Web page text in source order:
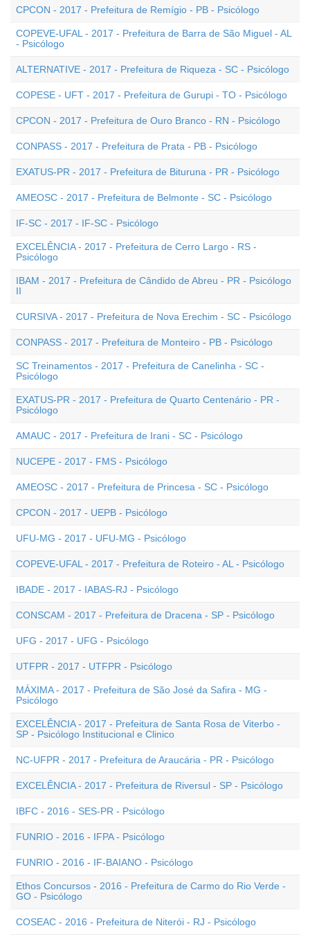
CPCON - 2017 - Prefeitura de Remígio - PB - Psicólogo
COPEVE-UFAL - 2017 - Prefeitura de Barra de São Miguel - AL
- Psicólogo
ALTERNATIVE - 2017 - Prefeitura de Riqueza - SC - Psicólogo
COPESE - UFT - 2017 - Prefeitura de Gurupi - TO - Psicólogo
CPCON - 2017 - Prefeitura de Ouro Branco - RN - Psicólogo
CONPASS - 2017 - Prefeitura de Prata - PB - Psicólogo
EXATUS-PR - 2017 - Prefeitura de Bituruna - PR - Psicólogo
AMEOSC - 2017 - Prefeitura de Belmonte - SC - Psicólogo
IF-SC - 2017 - IF-SC - Psicólogo
EXCELÊNCIA - 2017 - Prefeitura de Cerro Largo - RS -
Psicólogo
IBAM - 2017 - Prefeitura de Cândido de Abreu - PR - Psicólogo
II
CURSIVA - 2017 - Prefeitura de Nova Erechim - SC - Psicólogo
CONPASS - 2017 - Prefeitura de Monteiro - PB - Psicólogo
SC Treinamentos - 2017 - Prefeitura de Canelinha - SC -
Psicólogo
EXATUS-PR - 2017 - Prefeitura de Quarto Centenário - PR -
Psicólogo
AMAUC - 2017 - Prefeitura de Irani - SC - Psicólogo
NUCEPE - 2017 - FMS - Psicólogo
AMEOSC - 2017 - Prefeitura de Princesa - SC - Psicólogo
CPCON - 2017 - UEPB - Psicólogo
UFU-MG - 2017 - UFU-MG - Psicólogo
COPEVE-UFAL - 2017 - Prefeitura de Roteiro - AL - Psicólogo
IBADE - 2017 - IABAS-RJ - Psicólogo
CONSCAM - 2017 - Prefeitura de Dracena - SP - Psicólogo
UFG - 2017 - UFG - Psicólogo
UTFPR - 2017 - UTFPR - Psicólogo
MÁXIMA - 2017 - Prefeitura de São José da Safira - MG -
Psicólogo
EXCELÊNCIA - 2017 - Prefeitura de Santa Rosa de Viterbo -
SP - Psicólogo Institucional e Clinico
NC-UFPR - 2017 - Prefeitura de Araucária - PR - Psicólogo
EXCELÊNCIA - 2017 - Prefeitura de Riversul - SP - Psicólogo
IBFC - 2016 - SES-PR - Psicólogo
FUNRIO - 2016 - IFPA - Psicólogo
FUNRIO - 2016 - IF-BAIANO - Psicólogo
Ethos Concursos - 2016 - Prefeitura de Carmo do Rio Verde -
GO - Psicólogo
COSEAC - 2016 - Prefeitura de Niterói - RJ - Psicólogo